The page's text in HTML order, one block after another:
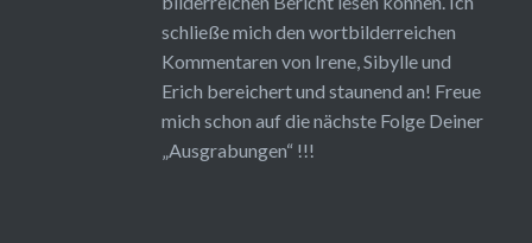
schließe mich den wortbilderreichen
Kommentaren von Irene, Sibylle und
Erich bereichert und staunend an! Freue
mich schon auf die nächste Folge Deiner
„Ausgrabungen“ !!!